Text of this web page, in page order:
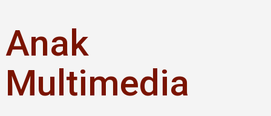
content
Anak
Multimedia